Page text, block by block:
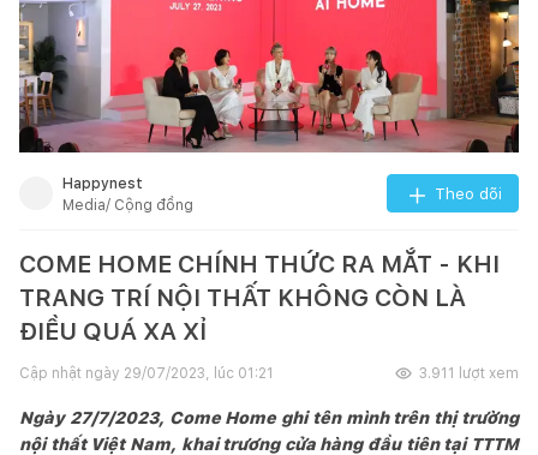
Happynest
Media/ Cộng đồng
Theo dõi
COME HOME CHÍNH THỨC RA MẮT - KHI
TRANG TRÍ NỘI THẤT KHÔNG CÒN LÀ
ĐIỀU QUÁ XA XỈ
Cập nhật ngày 29/07/2023, lúc 01:21 3.911 lượt xem
Ngày 27/7/2023, Come Home ghi tên mình trên thị trường
nội thất Việt Nam, khai trương cửa hàng đầu tiên tại TTTM